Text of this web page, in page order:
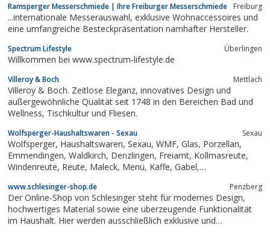
Ramsperger Messerschmiede | Ihre Freiburger Messerschmiede Freiburg
...internationale Messerauswahl, exklusive Wohnaccessoires und
eine umfangreiche Besteckpräsentation namhafter Hersteller.
Spectrum Lifestyle Überlingen
Willkommen bei www.spectrum-lifestyle.de
Villeroy & Boch Mettlach
Villeroy & Boch. Zeitlose Eleganz, innovatives Design und
außergewöhnliche Qualität seit 1748 in den Bereichen Bad und
Wellness, Tischkultur und Fliesen.
Wolfsperger-Haushaltswaren - Sexau Sexau
Wolfsperger, Haushaltswaren, Sexau, WMF, Glas, Porzellan,
Emmendingen, Waldkirch, Denzlingen, Freiamt, Kollmasreute,
Windenreute, Reute, Maleck, Menü, Kaffe, Gabel,
Schneebesen, Kelch, Longdrink, Weizenbierglas, Biertulpe,
Pfanne, Kanne,...
www.schlesinger-shop.de Penzberg
Der Online-Shop von Schlesinger steht für modernes Design,
hochwertiges Material sowie eine überzeugende Funktionalität
im Haushalt. Hier werden ausschließlich exklusive und